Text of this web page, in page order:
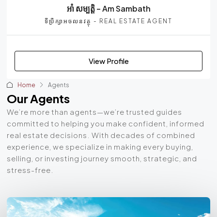
Home Agents
Our Agents
We’re more than agents—we’re trusted guides
committed to helping you make confident, informed
real estate decisions. With decades of combined
experience, we specialize in making every buying,
selling, or investing journey smooth, strategic, and
stress-free.
អាំ សម្បត្តិ – Am Sambath
ទីប្រឹក្សាអចលនវត្ថុ - REAL ESTATE AGENT
View Profile